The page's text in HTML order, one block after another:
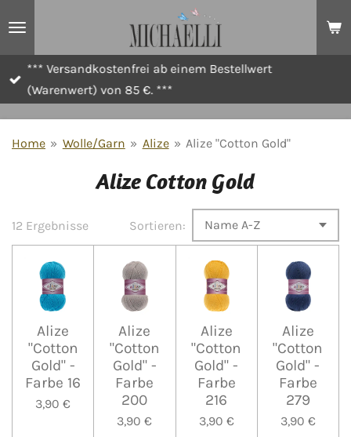
*** Versandkostenfrei ab einem Bestellwert
(Warenwert) von 85 €. ***
Home » Wolle/Garn » Alize » Alize "Cotton Gold"
Alize Cotton Gold
12 Ergebnisse Sortieren:
Alize
"Cotton
Gold" -
Farbe 16
3,90 €
Alize
"Cotton
Gold" -
Farbe
200
3,90 €
Alize
"Cotton
Gold" -
Farbe
216
3,90 €
Alize
"Cotton
Gold" -
Farbe
279
3,90 €